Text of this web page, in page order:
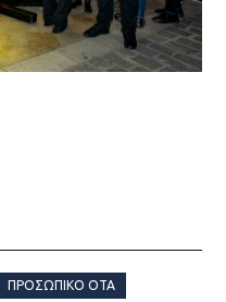
ΠΡΟΣΩΠΙΚΌ ΟΤΑ